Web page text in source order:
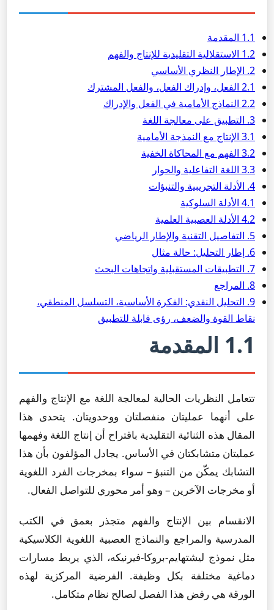
1.1 المقدمة
1.2 الاستقلالية التقليدية للإنتاج والفهم
2. الإطار النظري الأساسي
2.1 الفعل، وإدراك الفعل، والفعل المشترك
2.2 النماذج الأمامية في الفعل والإدراك
3. التطبيق على معالجة اللغة
3.1 الإنتاج مع النمذجة الأمامية
3.2 الفهم مع المحاكاة الخفية
3.3 اللغة التفاعلية والحوار
4. الأدلة التجريبية والتنبؤات
4.1 الأدلة السلوكية
4.2 الأدلة العصبية العلمية
5. التفاصيل التقنية والإطار الرياضي
6. إطار التحليل: حالة مثال
7. التطبيقات المستقبلية واتجاهات البحث
8. المراجع
9. التحليل النقدي: الفكرة الأساسية، التسلسل المنطقي،
نقاط القوة والضعف، رؤى قابلة للتطبيق
1.1 المقدمة
تتعامل النظريات الحالية لمعالجة اللغة مع الإنتاج والفهم
على أنهما عمليتان منفصلتان ووحدويتان. يتحدى هذا
المقال هذه الثنائية التقليدية باقتراح أن إنتاج اللغة وفهمها
عمليتان متشابكتان في الأساس. يجادل المؤلفون بأن هذا
التشابك يمكّن من التنبؤ – سواء بمخرجات الفرد اللغوية
أو مخرجات الآخرين – وهو أمر محوري للتواصل الفعال.
الانقسام بين الإنتاج والفهم متجذر بعمق في الكتب
المدرسية والمراجع والنماذج العصبية اللغوية الكلاسيكية
مثل نموذج ليشتهايم-بروكا-فيرنيكه، الذي يربط مسارات
دماغية مختلفة بكل وظيفة. الفرضية المركزية لهذه
الورقة هي رفض هذا الفصل لصالح نظام متكامل.